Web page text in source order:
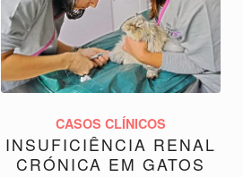
CASOS CLÍNICOS
INSUFICIÊNCIA RENAL
CRÓNICA EM GATOS